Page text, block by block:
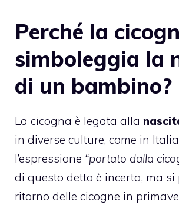
Perché la
simboleggia la
di un bambino?
La cicogna è legata alla
in diverse culture, come in
l’espressione “portato dalla
di questo detto è incerta, ma si
ritorno delle cicogne in